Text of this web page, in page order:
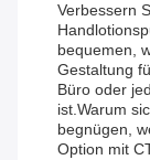
Verbessern
bequemen,
Gestaltung
Büro oder
ist.Warum
begnügen,
Option mit